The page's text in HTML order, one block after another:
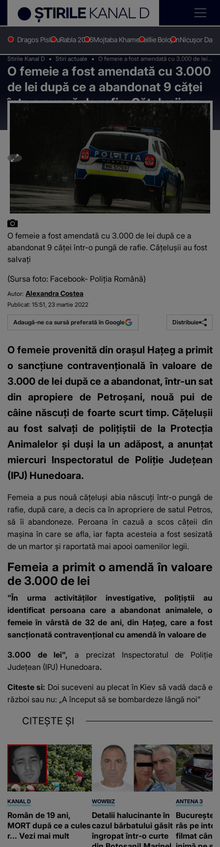
Dragos PislaruRabla 2026Mojtaba KhameneiIlie BolojanNicușor Dan
Stirile Kanal D Stiri actuale
O femeie a fost amendată cu 3.000 de lei
după ce a abandonat 9 căței într-o pungă
de rafie. Cățelușii au fost salvați
O femeie a fost amendată cu 3.000
de lei după ce a abandonat 9 căței
într-o pungă de rafie. Cățelușii au
O femeie a fost amendată cu 3.000 de lei după ce a
abandonat 9 căței într-o pungă de rafie. Cățelușii au fost
salvați
(Sursa foto: Facebook- Poliția Română)
Autor: Alexandra Costea
Publicat: 15:51, 23 martie 2022
Adaugă-ne ca sursă preferată în Google Distribuie
O femeie provenită din oraşul Haţeg a primit
o sancțiune contravențională în valoare de
3.000 de lei după ce a abandonat, într-un sat
din apropiere de Petroşani, nouă pui de
câine născuţi de foarte scurt timp. Cățelușii
au fost salvaţi de poliţiştii de la Protecţia
Animalelor şi duşi la un adăpost, a anunțat
miercuri Inspectoratul de Poliţie Judeţean
(IPJ) Hunedoara.
Femeia a pus nouă cățeluși abia născuți într-o pungă de
rafie, după care, a decis ca în apropriere de satul Petros,
să îi abandoneze. Peroana în cazuă a scos cățeii din
maşina în care se afla, iar fapta acesteia a fost sesizată
de un martor şi raportată mai apooi oamenilor legii.
Femeia a primit o amendă în valoare
de 3.000 de lei
"În urma activităţilor investigative, poliţiştii au
identificat persoana care a abandonat animalele, o
femeie în vârstă de 32 de ani, din Haţeg, care a fost
sancţionată contravenţional cu amendă în valoare de
3.000 de lei",a precizat Inspectoratul de Poliţie
Judeţean (IPJ) Hunedoara.
Citeste si: Doi suceveni au plecat în Kiev să vadă dacă e
război sau nu: „A început să se bombardeze lângă noi”
CITEȘTE ȘI
KANAL D
Român de 19 ani,
MORT după ce a cules
r... Vezi mai mult
WOWBIZ
Detalii halucinante în
cazul bărbatului găsit
îngropat într-o curte
ANTENA 3
râs pe
filmat când